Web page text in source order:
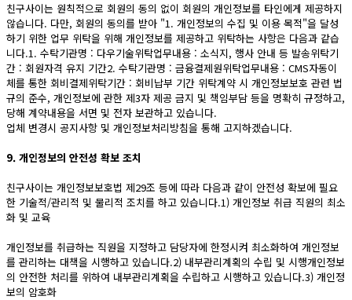
친구사이는 원칙적으로 회원의 동의 없이 회원의 개인정보를 타인에게 제공하지
않습니다. 다만, 회원의 동의를 받아 "1. 개인정보의 수집 및 이용 목적"을 달성
하기 위한 업무 위탁을 위해 개인정보를 제공하고 위탁하는 사항은 다음과 같습
니다.1. 수탁기관명 : 다우기술위탁업무내용 : 소식지, 행사 안내 등 발송위탁기
간 : 회원자격 유지 기간2. 수탁기관명 : 금융결제원위탁업무내용 : CMS자동이
체를 통한 회비결제위탁기간 : 회비납부 기간 위탁계약 시 개인정보보호 관련 법
규의 준수, 개인정보에 관한 제3자 제공 금지 및 책임부담 등을 명확히 규정하고,
당해 계약내용을 서면 및 전자 보관하고 있습니다.
업체 변경시 공지사항 및 개인정보처리방침을 통해 고지하겠습니다.
9. 개인정보의 안전성 확보 조치
친구사이는 개인정보보호법 제29조 등에 따라 다음과 같이 안전성 확보에 필요
한 기술적/관리적 및 물리적 조치를 하고 있습니다.1) 개인정보 취급 직원의 최소
화 및 교육
개인정보를 취급하는 직원을 지정하고 담당자에 한정시켜 최소화하여 개인정보
를 관리하는 대책을 시행하고 있습니다.2) 내부관리계획의 수립 및 시행개인정보
의 안전한 처리를 위하여 내부관리계획을 수립하고 시행하고 있습니다.3) 개인정
보의 암호화